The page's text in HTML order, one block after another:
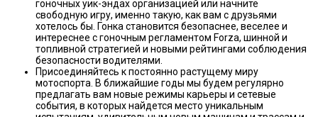
гоночных уик-эндах организацией или начните
свободную игру, именно такую, как вам с друзьями
хотелось бы. Гонка становится безопаснее, веселее и
интереснее с гоночным регламентом Forza, шинной и
топливной стратегией и новыми рейтингами соблюдения
безопасности водителями.
Присоединяйтесь к постоянно растущему миру
мотоспорта. В ближайшие годы мы будем регулярно
предлагать вам новые режимы карьеры и сетевые
события, в которых найдется место уникальным